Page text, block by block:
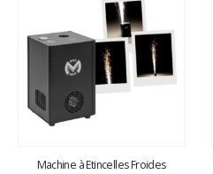
Machine à Etincelles Froides